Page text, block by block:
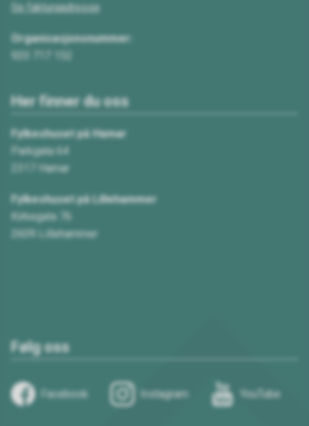
Se fakturaadresse
Organisasjonsnummer:
920 717 152
Her finner du oss
Fylkeshuset på Hamar
Parkgata 64
2317 Hamar
Fylkeshuset på Lillehammer
Kirkegata 76
2609 Lillehammer
Følg oss
Facebook Instagram YouTube